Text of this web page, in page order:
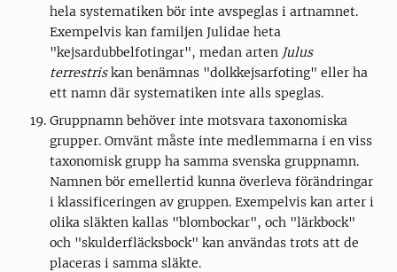
hela systematiken bör inte avspeglas i artnamnet.
Exempelvis kan familjen Julidae heta
"kejsardubbelfotingar", medan arten Julus
terrestriskan benämnas "dolkkejsarfoting" eller ha
ett namn där systematiken inte alls speglas.
Gruppnamn behöver inte motsvara taxonomiska
grupper. Omvänt måste inte medlemmarna i en viss
taxonomisk grupp ha samma svenska gruppnamn.
Namnen bör emellertid kunna överleva förändringar
i klassificeringen av gruppen. Exempelvis kan arter i
olika släkten kallas "blombockar", och "lärkbock"
och "skulderfläcksbock" kan användas trots att de
placeras i samma släkte.